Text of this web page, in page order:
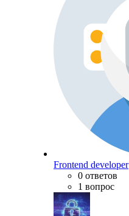
Frontend developer
0 ответов
1 вопрос